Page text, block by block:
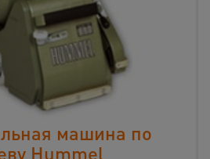
машина по
Hummel